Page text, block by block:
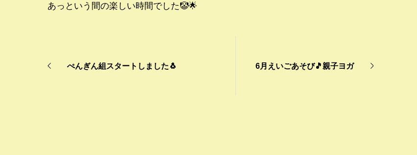
あっという間の楽しい時間でした🤡🌟
ぺんぎん組スタートしました🐧 6月えいごあそび🎵親子ヨガ